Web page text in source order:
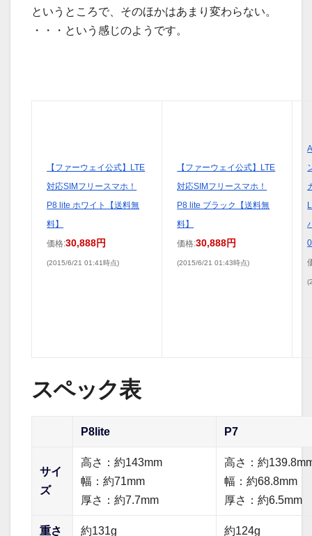
というところで、そのほかはあまり変わらない。
・・・という感じのようです。
【ファーウェイ公式】LTE
対応SIMフリースマホ！
P8 lite ホワイト【送料無
料】
価格:30,888円
(2015/6/21 01:41時点)
【ファーウェイ公式】LTE
対応SIMフリースマホ！
P8 lite ブラック【送料無
料】
価格:30,888円
(2015/6/21 01:43時点)
スペック表
P8lite P7
サイ
ズ
高さ：約143mm
幅：約71mm
厚さ：約7.7mm
高さ：約
幅：約68.8mm
厚さ：約6.5mm
重さ 約131g 約124g